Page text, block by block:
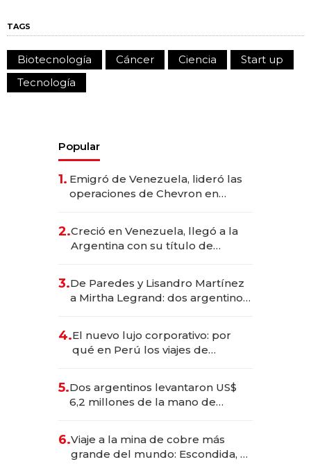
TAGS
Biotecnología Cáncer Ciencia
Start up
Tecnología
Popular
1. Emigró de Venezuela, lideró las
operaciones de Chevron en
2.Creció en Venezuela, llegó a la
Argentina con su título de
las marcas "fast premium"
3.De Paredes y Lisandro Martínez
a Mirtha Legrand: dos argentinos
4.El nuevo lujo corporativo: por
qué en Perú los viajes de
para convertirse en experiencias
transformadoras
5.Dos argentinos levantaron US$
6,2 millones de la mano de
6.Viaje a la mina de cobre más
grande del mundo: Escondida, el